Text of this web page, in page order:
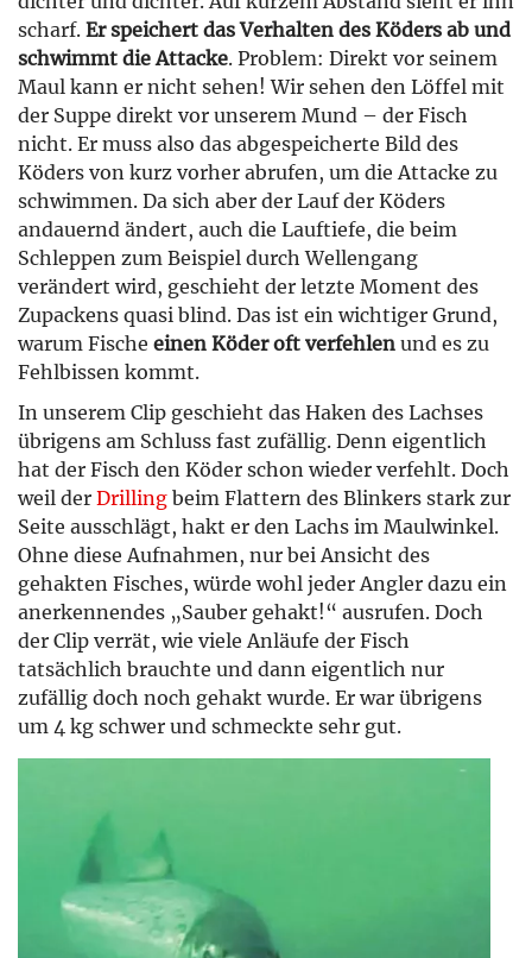
scharf. Er speichert das Verhalten des Köders ab und
schwimmt die Attacke. Problem: Direkt vor seinem
Maul kann er nicht sehen! Wir sehen den Löffel mit
der Suppe direkt vor unserem Mund – der Fisch
nicht. Er muss also das abgespeicherte Bild des
Köders von kurz vorher abrufen, um die Attacke zu
schwimmen. Da sich aber der Lauf der Köders
andauernd ändert, auch die Lauftiefe, die beim
Schleppen zum Beispiel durch Wellengang
verändert wird, geschieht der letzte Moment des
Zupackens quasi blind. Das ist ein wichtiger Grund,
warum Fische einen Köder oft verfehlen und es zu
Fehlbissen kommt.
In unserem Clip geschieht das Haken des Lachses
übrigens am Schluss fast zufällig. Denn eigentlich
hat der Fisch den Köder schon wieder verfehlt. Doch
weil der Drilling beim Flattern des Blinkers stark zur
Seite ausschlägt, hakt er den Lachs im Maulwinkel.
Ohne diese Aufnahmen, nur bei Ansicht des
gehakten Fisches, würde wohl jeder Angler dazu ein
anerkennendes „Sauber gehakt!“ ausrufen. Doch
der Clip verrät, wie viele Anläufe der Fisch
tatsächlich brauchte und dann eigentlich nur
zufällig doch noch gehakt wurde. Er war übrigens
um 4 kg schwer und schmeckte sehr gut.